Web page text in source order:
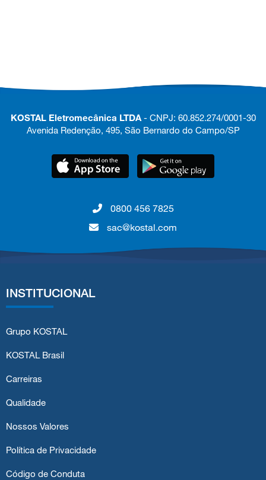
KOSTAL Eletromecânica LTDA- CNPJ: 60.852.274/0001-30
Avenida Redenção, 495, São Bernardo do Campo/SP
0800 456 7825
sac@kostal.com
INSTITUCIONAL
Grupo KOSTAL
KOSTAL Brasil
Carreiras
Qualidade
Nossos Valores
Política de Privacidade
Código de Conduta